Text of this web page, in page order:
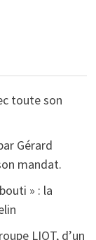
toute son
Gérard
mandat.
» : la
LIOT, d’un